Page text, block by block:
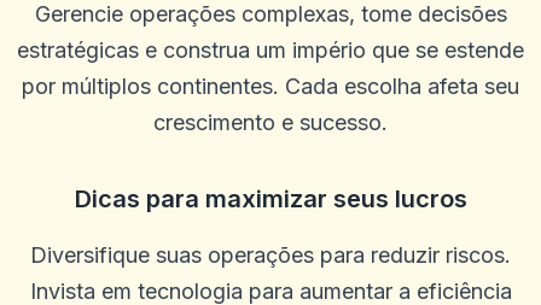
Gerencie operações complexas, tome decisões
estratégicas e construa um império que se estende
por múltiplos continentes. Cada escolha afeta seu
crescimento e sucesso.
Dicas para maximizar seus lucros
Diversifique suas operações para reduzir riscos.
Invista em tecnologia para aumentar a eficiência